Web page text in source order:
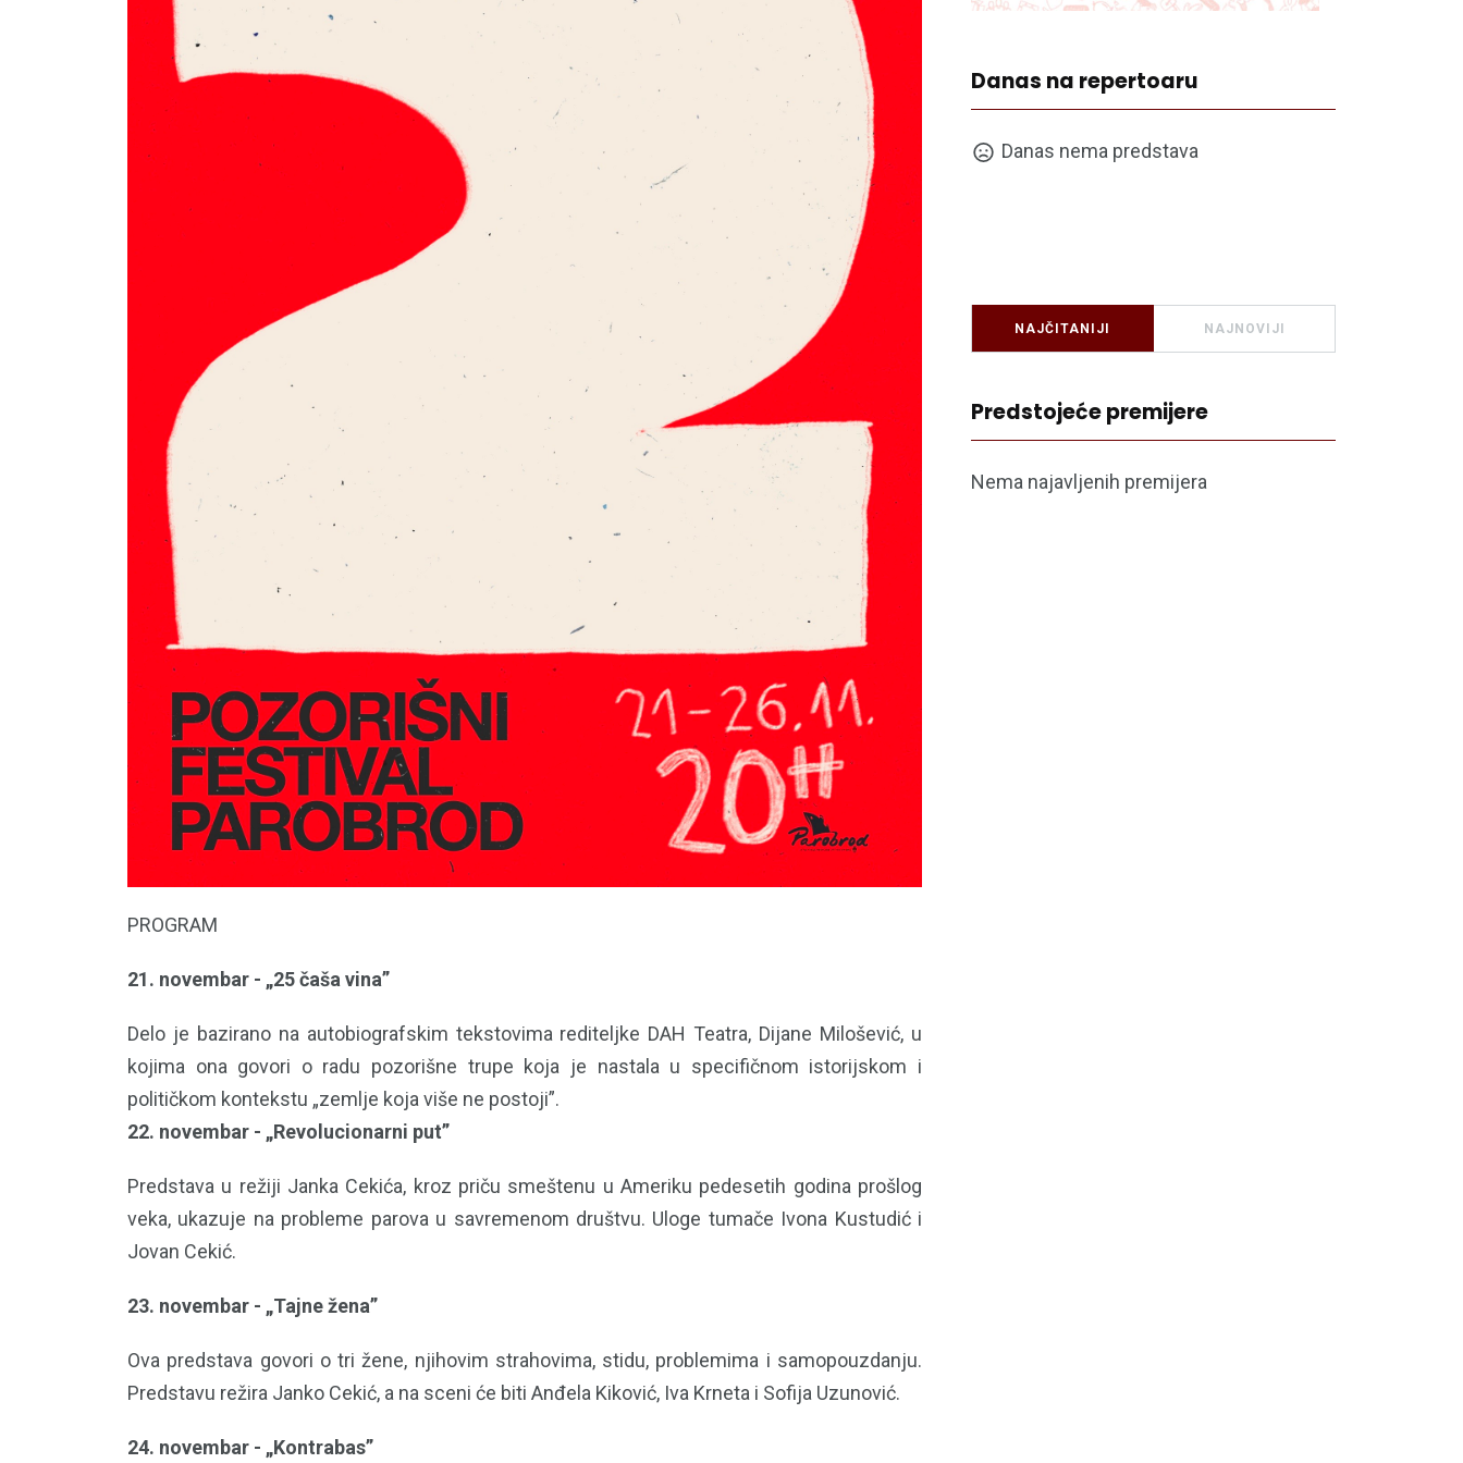
PROGRAM
21. novembar - „25 čaša vina”
Delo je bazirano na autobiografskim tekstovima rediteljke DAH Teatra, Dijane Milošević, u
kojima ona govori o radu pozorišne trupe koja je nastala u specifičnom istorijskom i
političkom kontekstu „zemlje koja više ne postoji”.
22. novembar - „Revolucionarni put”
Predstava u režiji Janka Cekića, kroz priču smeštenu u Ameriku pedesetih godina prošlog
veka, ukazuje na probleme parova u savremenom društvu. Uloge tumače Ivona Kustudić i
Jovan Cekić.
23. novembar - „Tajne žena”
Ova predstava govori o tri žene, njihovim strahovima, stidu, problemima i samopouzdanju.
Predstavu režira Janko Cekić, a na sceni će biti Anđela Kiković, Iva Krneta i Sofija Uzunović.
24. novembar - „Kontrabas”
Danas na repertoaru
Danas nema predstava
NAJČITANIJI NAJNOVIJI
Predstojeće premijere
Nema najavljenih premijera